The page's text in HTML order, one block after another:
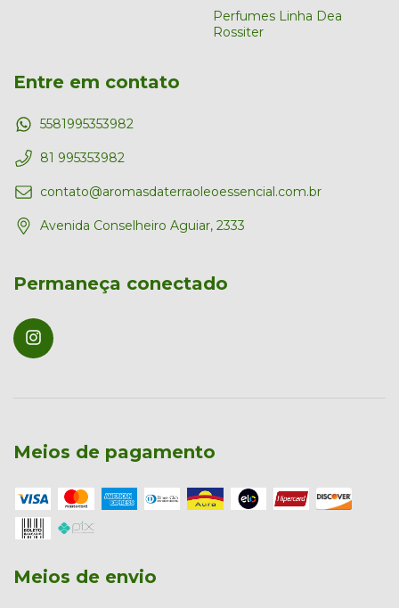
Perfumes Linha Dea
Rossiter
Entre em contato
5581995353982
81 995353982
contato@aromasdaterraoleoessencial.com.br
Avenida Conselheiro Aguiar, 2333
Permaneça conectado
Meios de pagamento
Meios de envio